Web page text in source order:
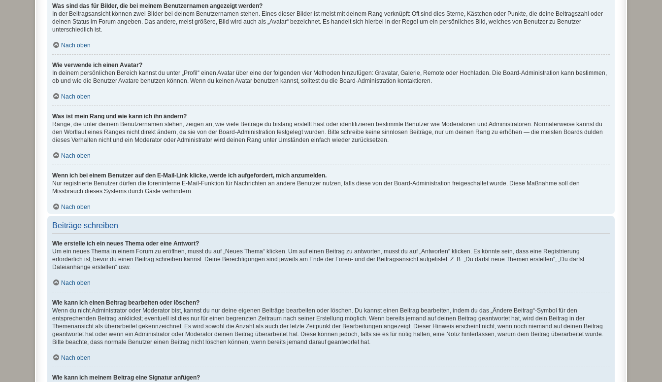
Was sind das für Bilder, die bei meinem Benutzernamen angezeigt werden?
In der Beitragsansicht können zwei Bilder bei deinem Benutzernamen stehen. Eines dieser Bilder ist meist mit deinem Rang verknüpft: Oft sind dies Sterne, Kästchen oder Punkte, die deine Beitragszahl oder
deinen Status im Forum angeben. Das andere, meist größere, Bild wird auch als „Avatar“ bezeichnet. Es handelt sich hierbei in der Regel um ein persönliches Bild, welches von Benutzer zu Benutzer
unterschiedlich ist.
Nach oben
Wie verwende ich einen Avatar?
In deinem persönlichen Bereich kannst du unter „Profil“ einen Avatar über eine der folgenden vier Methoden hinzufügen: Gravatar, Galerie, Remote oder Hochladen. Die Board-Administration kann bestimmen,
ob und wie die Benutzer Avatare benutzen können. Wenn du keinen Avatar benutzen kannst, solltest du die Board-Administration kontaktieren.
Nach oben
Was ist mein Rang und wie kann ich ihn ändern?
Ränge, die unter deinem Benutzernamen stehen, zeigen an, wie viele Beiträge du bislang erstellt hast oder identifizieren bestimmte Benutzer wie Moderatoren und Administratoren. Normalerweise kannst du
den Wortlaut eines Ranges nicht direkt ändern, da sie von der Board-Administration festgelegt wurden. Bitte schreibe keine sinnlosen Beiträge, nur um deinen Rang zu erhöhen — die meisten Boards dulden
dieses Verhalten nicht und ein Moderator oder Administrator wird deinen Rang unter Umständen einfach wieder zurücksetzen.
Nach oben
Wenn ich bei einem Benutzer auf den E-Mail-Link klicke, werde ich aufgefordert, mich anzumelden.
Nur registrierte Benutzer dürfen die foreninterne E-Mail-Funktion für Nachrichten an andere Benutzer nutzen, falls diese von der Board-Administration freigeschaltet wurde. Diese Maßnahme soll den
Missbrauch dieses Systems durch Gäste verhindern.
Nach oben
Beiträge schreiben
Wie erstelle ich ein neues Thema oder eine Antwort?
Um ein neues Thema in einem Forum zu eröffnen, musst du auf „Neues Thema“ klicken. Um auf einen Beitrag zu antworten, musst du auf „Antworten“ klicken. Es könnte sein, dass eine Registrierung
erforderlich ist, bevor du einen Beitrag schreiben kannst. Deine Berechtigungen sind jeweils am Ende der Foren- und der Beitragsansicht aufgelistet. Z. B. „Du darfst neue Themen erstellen“, „Du darfst
Dateianhänge erstellen“ usw.
Nach oben
Wie kann ich einen Beitrag bearbeiten oder löschen?
Wenn du nicht Administrator oder Moderator bist, kannst du nur deine eigenen Beiträge bearbeiten oder löschen. Du kannst einen Beitrag bearbeiten, indem du das „Ändere Beitrag“-Symbol für den
entsprechenden Beitrag anklickst; eventuell ist dies nur für einen begrenzten Zeitraum nach seiner Erstellung möglich. Wenn bereits jemand auf deinen Beitrag geantwortet hat, wird dein Beitrag in der
Themenansicht als überarbeitet gekennzeichnet. Es wird sowohl die Anzahl als auch der letzte Zeitpunkt der Bearbeitungen angezeigt. Dieser Hinweis erscheint nicht, wenn noch niemand auf deinen Beitrag
geantwortet hat oder wenn ein Administrator oder Moderator deinen Beitrag überarbeitet hat. Diese können jedoch, falls sie es für nötig halten, eine Notiz hinterlassen, warum dein Beitrag überarbeitet wurde.
Bitte beachte, dass normale Benutzer einen Beitrag nicht löschen können, wenn bereits jemand darauf geantwortet hat.
Nach oben
Wie kann ich meinem Beitrag eine Signatur anfügen?